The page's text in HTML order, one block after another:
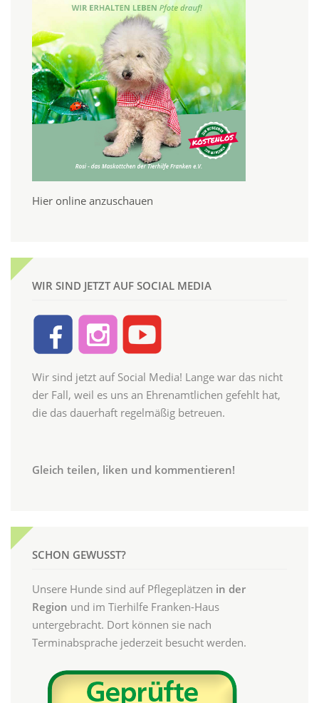
Hier online anzuschauen
WIR SIND JETZT AUF SOCIAL MEDIA
Wir sind jetzt auf Social Media! Lange war das nicht
der Fall, weil es uns an Ehrenamtlichen gefehlt hat,
die das dauerhaft regelmäßig betreuen.
Gleich teilen, liken und kommentieren!
SCHON GEWUSST?
Unsere Hunde sind auf Pflegeplätzen in der
Region und im Tierhilfe Franken-Haus
untergebracht. Dort können sie nach
Terminabsprache jederzeit besucht werden.